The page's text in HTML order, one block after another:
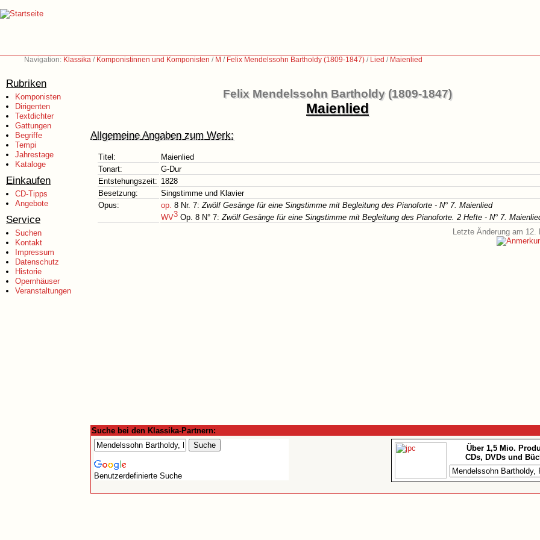
Navigation: Klassika / Komponistinnen und Komponisten / M / Felix Mendelssohn Bartholdy (1809-1847) / Lied / Maienlied
Rubriken
Komponisten
Dirigenten
Textdichter
Gattungen
Begriffe
Tempi
Jahrestage
Kataloge
Einkaufen
CD-Tipps
Angebote
Service
Suchen
Kontakt
Impressum
Datenschutz
Historie
Opernhäuser
Veranstaltungen
Felix Mendelssohn Bartholdy (1809-1847)
Maienlied
Allgemeine Angaben zum Werk:
Titel:
Maienlied
Tonart:
G-Dur
Entstehungszeit: 1828
Besetzung:
Singstimme und Klavier
Opus:
op. 8 Nr. 7:Zwölf Gesänge für eine Singstimme mit Begleitung des Pianoforte - N° 7. Maienlied
WV3 Op. 8 N° 7:Zwölf Gesänge für eine Singstimme mit Begleitung des Pianoforte. 2 Hefte - N° 7.
Letzte Änderung am 12.
Suche bei den Klassika-Partnern:
Benutzerdefinierte Suche
Über 1,5 Mio.
CDs, DVDs und